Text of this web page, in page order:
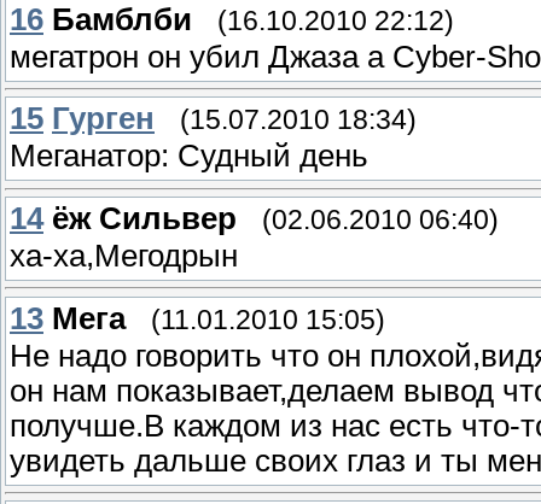
16 Бамблби (16.10.2010 22:12)
мегатрон он убил Джаза а Cyber-
15 Гурген (15.07.2010 18:34)
Меганатор: Судный день
14 ёж Сильвер (02.06.2010 06:40)
ха-ха,Мегодрын
13 Мега (11.01.2010 15:05)
Не надо говорить что он
он нам показывает,делаем вывод
получше.В каждом из нас есть что-
увидеть дальше своих глаз и ты